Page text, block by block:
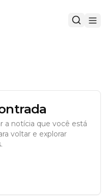
a notícia que você está
voltar e explorar